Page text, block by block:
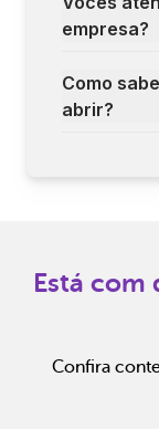
empresa?
Como
abrir?
Está com
Confira